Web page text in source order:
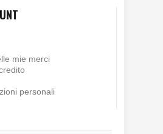
mie merci
personali